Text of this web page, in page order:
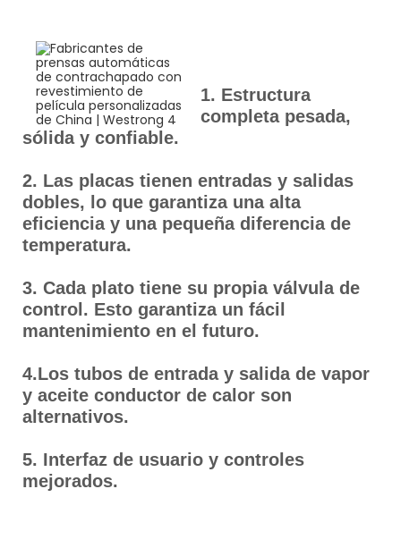
1. Estructura
completa pesada,
sólida y confiable.
2. Las placas tienen entradas y salidas
dobles, lo que garantiza una alta
eficiencia y una pequeña diferencia de
temperatura.
3. Cada plato tiene su propia válvula de
control. Esto garantiza un fácil
mantenimiento en el futuro.
4.Los tubos de entrada y salida de vapor
y aceite conductor de calor son
alternativos.
5. Interfaz de usuario y controles
mejorados.